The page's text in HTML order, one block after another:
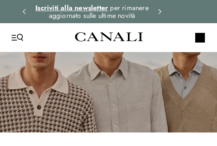
Iscriviti alla newsletter per rimanere
aggiornato sulle ultime novità